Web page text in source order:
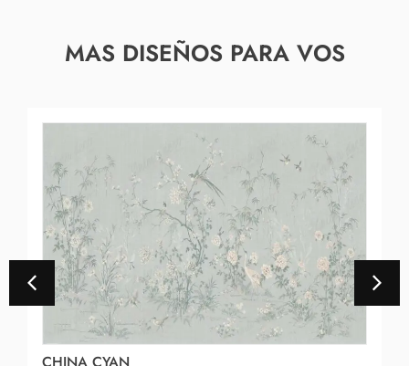
MAS DISEÑOS PARA VOS
CHINA CYAN